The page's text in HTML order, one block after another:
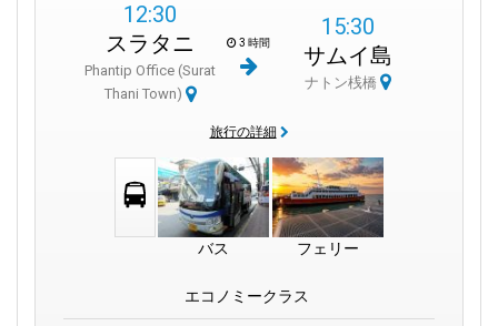
12:30
スラタニ
Phantip Office (Surat
Thani Town)
3 時間
15:30
サムイ島
ナトン桟橋
旅行の詳細
バス フェリー
エコノミークラス